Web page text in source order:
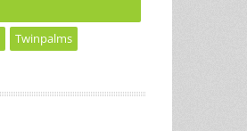
Twinpalms